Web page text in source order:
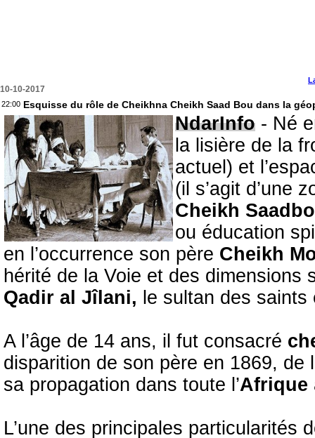
10-10-2017
22:00 Esquisse du rôle de Cheikhna Cheikh Saad Bou dans la
NdarInfo - Né
la lisière de la
actuel) et
(il s’agit d’une
Cheikh
ou éducation
en l’occurrence son père Cheikh
hérité de la Voie et des dimensions
Qadir al Jîlani, le sultan des
A l’âge de 14 ans, il fut consacré
disparition de son père en 1869,
sa propagation dans toute l’Afrique
L’une des principales particularités